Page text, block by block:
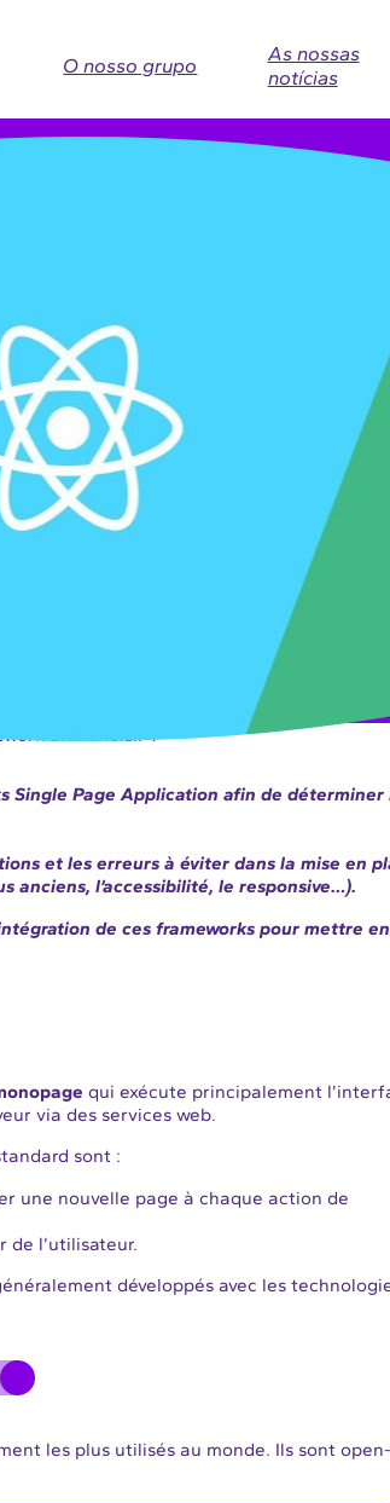
O nosso grupo
As nossas
notícias
SPA choisir ?
Single Page Application afin de déterminer
et les erreurs à éviter dans la mise en
anciens, l’accessibilité, le responsive…).
de ces frameworks pour mettre en
qui exécute principalement
via des services web.
sont :
une nouvelle page à chaque action de
de l’utilisateur.
développés avec les
les plus utilisés au monde. Ils sont open-